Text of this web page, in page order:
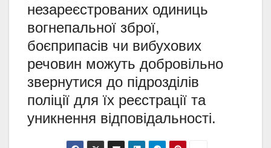
незареєстрованих одиниць
вогнепальної зброї,
боєприпасів чи вибухових
речовин можуть добровільно
звернутися до підрозділів
поліції для їх реєстрації та
уникнення відповідальності.